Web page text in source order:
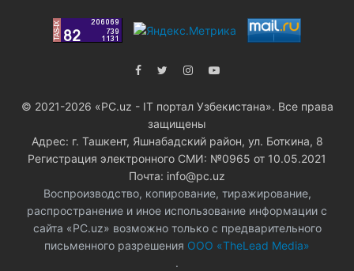
© 2021-2026 «PC.uz - IT портал Узбекистана». Все права
защищены
Адрес: г. Ташкент, Яшнабадский район, ул. Боткина, 8
Регистрация электронного СМИ: №0965 от 10.05.2021
Почта: info@pc.uz
Воспроизводство, копирование, тиражирование,
распространение и иное использование информации с
сайта «PC.uz» возможно только с предварительного
письменного разрешения ООО «TheLead Media»
.